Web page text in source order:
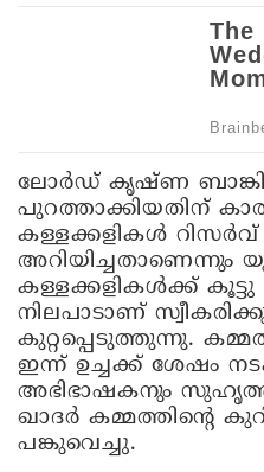
ലോര്‍ഡ് കൃഷ്ണ
പുറത്താക്കിയതിന്
കള്ളക്കളികള്‍ റിസര്‍വ്
കള്ളക്കളികള്‍ക്ക് കൂട്ടു
നിലപാടാണ്
കുറ്റപ്പെടുത്തുന്നു.
ഇന്ന് ഉച്ചക്ക് ശേഷം
അഭിഭാഷകനും
ഖാദര്‍ കമ്മത്തിന്റെ
പങ്കുവെച്ചു.